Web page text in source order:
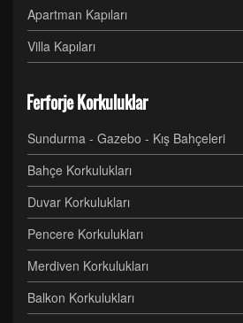
Apartman Kapıları
Villa Kapıları
Ferforje Korkuluklar
Sundurma - Gazebo - Kış Bahçeleri
Bahçe Korkulukları
Duvar Korkulukları
Pencere Korkulukları
Merdiven Korkulukları
Balkon Korkulukları